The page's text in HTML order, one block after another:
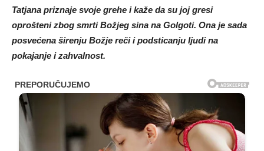
Tatjana priznaje svoje grehe i kaže da su joj gresi
oprošteni zbog smrti Božjeg sina na Golgoti. Ona je sada
posvećena širenju Božje reči i podsticanju ljudi na
pokajanje i zahvalnost.